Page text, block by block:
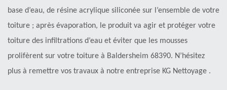
base d’eau, de résine acrylique siliconée sur l’ensemble de votre
toiture ; après évaporation, le produit va agir et protéger votre
toiture des infiltrations d’eau et éviter que les mousses
prolifèrent sur votre toiture à Baldersheim 68390. N’hésitez
plus à remettre vos travaux à notre entreprise KG Nettoyage .